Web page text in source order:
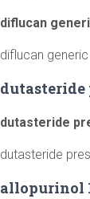
diflucan
diflucan
dutasteride
dutasteride
dutasteride
allopurinol